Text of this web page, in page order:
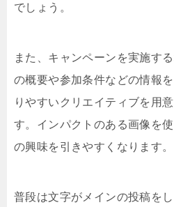
でしょう。
また、キャンペーンを実施す
の概要や参加条件などの情報
りやすいクリエイティブを用
す。インパクトのある画像を
の興味を引きやすくなります。
普段は文字がメインの投稿を